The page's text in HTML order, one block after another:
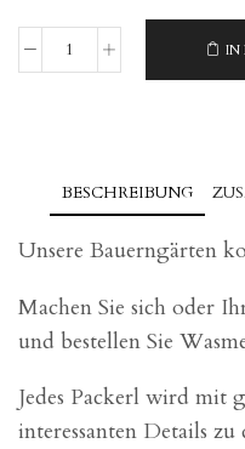
Anzucht
IN
BESCHREIBUNG
Unsere Bauerngärten
Machen Sie sich oder
und bestellen Sie
Jedes Packerl wird mit
interessanten Details